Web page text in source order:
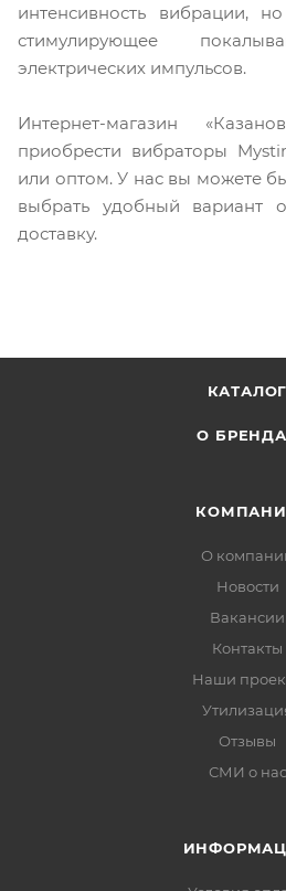
интенсивность вибрации,
стимулирующее
электрических импульсов.
Интернет-магазин
приобрести вибраторы
или оптом. У нас вы можете
выбрать удобный вариант
доставку.
КАТАЛОГ
О
О
Новости
Вакансии
Контакты
Наши
Отзывы
СМИ о нас